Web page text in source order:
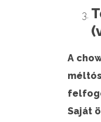
A
Saját